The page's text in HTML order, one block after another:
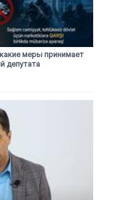
меры принимает
депутата